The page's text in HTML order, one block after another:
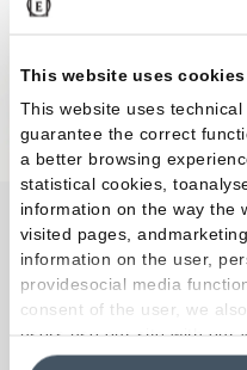
This website uses cookies
This website uses
guarantee the correct
a better browsing
statistical cookies,
information on the way the
visited pages,
information on the user,
providesocial media
consent of the user, we
users use our site with our
media analytics partners,
Abacus reinventa el
los colores, las
formato